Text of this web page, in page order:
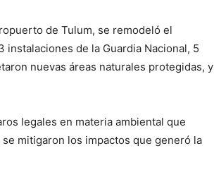
de Tulum, se remodeló el
de la Guardia Nacional, 5
nuevas áreas naturales protegidas, y
legales en materia ambiental que
mitigaron los impactos que generó la